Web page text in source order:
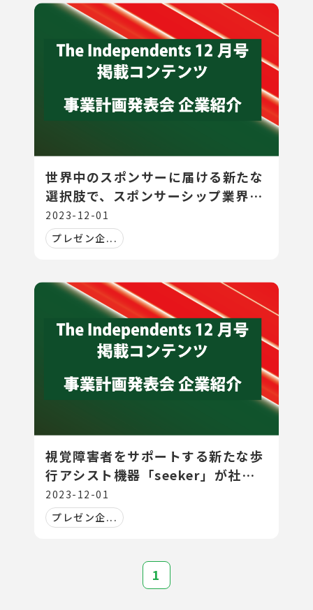
世界中のスポンサーに届ける新たな
選択肢で、スポンサーシップ業界に
風を吹かす
2023-12-01
プレゼン企...
視覚障害者をサポートする新たな歩
行アシスト機器「seeker」が社会
に革新をもたらす
2023-12-01
プレゼン企...
1